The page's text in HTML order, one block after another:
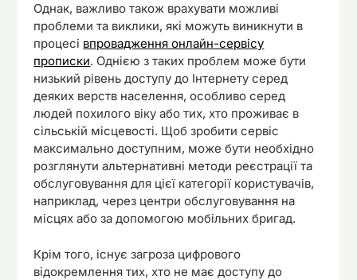
Однак, важливо також врахувати можливі
проблеми та виклики, які можуть виникнути в
процесі впровадження онлайн-сервісу
прописки. Однією з таких проблем може бути
низький рівень доступу до Інтернету серед
деяких верств населення, особливо серед
людей похилого віку або тих, хто проживає в
сільській місцевості. Щоб зробити сервіс
максимально доступним, може бути необхідно
розглянути альтернативні методи реєстрації та
обслуговування для цієї категорії користувачів,
наприклад, через центри обслуговування на
місцях або за допомогою мобільних бригад.
Крім того, існує загроза цифрового
відокремлення тих, хто не має доступу до